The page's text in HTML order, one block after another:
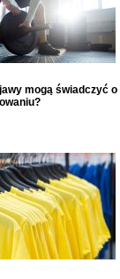
mogą świadczyć o